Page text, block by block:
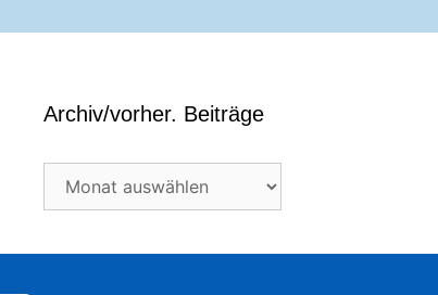
Archiv/vorher. Beiträge
Archiv/vorher.